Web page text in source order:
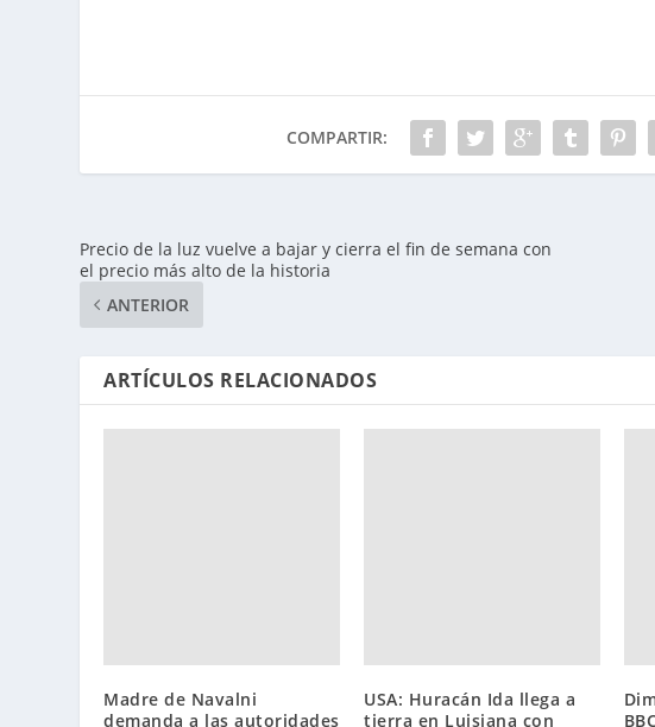
COMPARTIR:
Precio de la luz vuelve a bajar y cierra el fin de semana con
el precio más alto de la historia
ANTERIOR
ARTÍCULOS RELACIONADOS
Madre de Navalni
demanda a las autoridades
USA: Huracán Ida llega a
tierra en Luisiana con